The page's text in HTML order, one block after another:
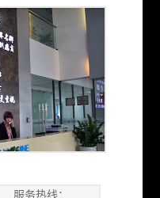
服务热线：